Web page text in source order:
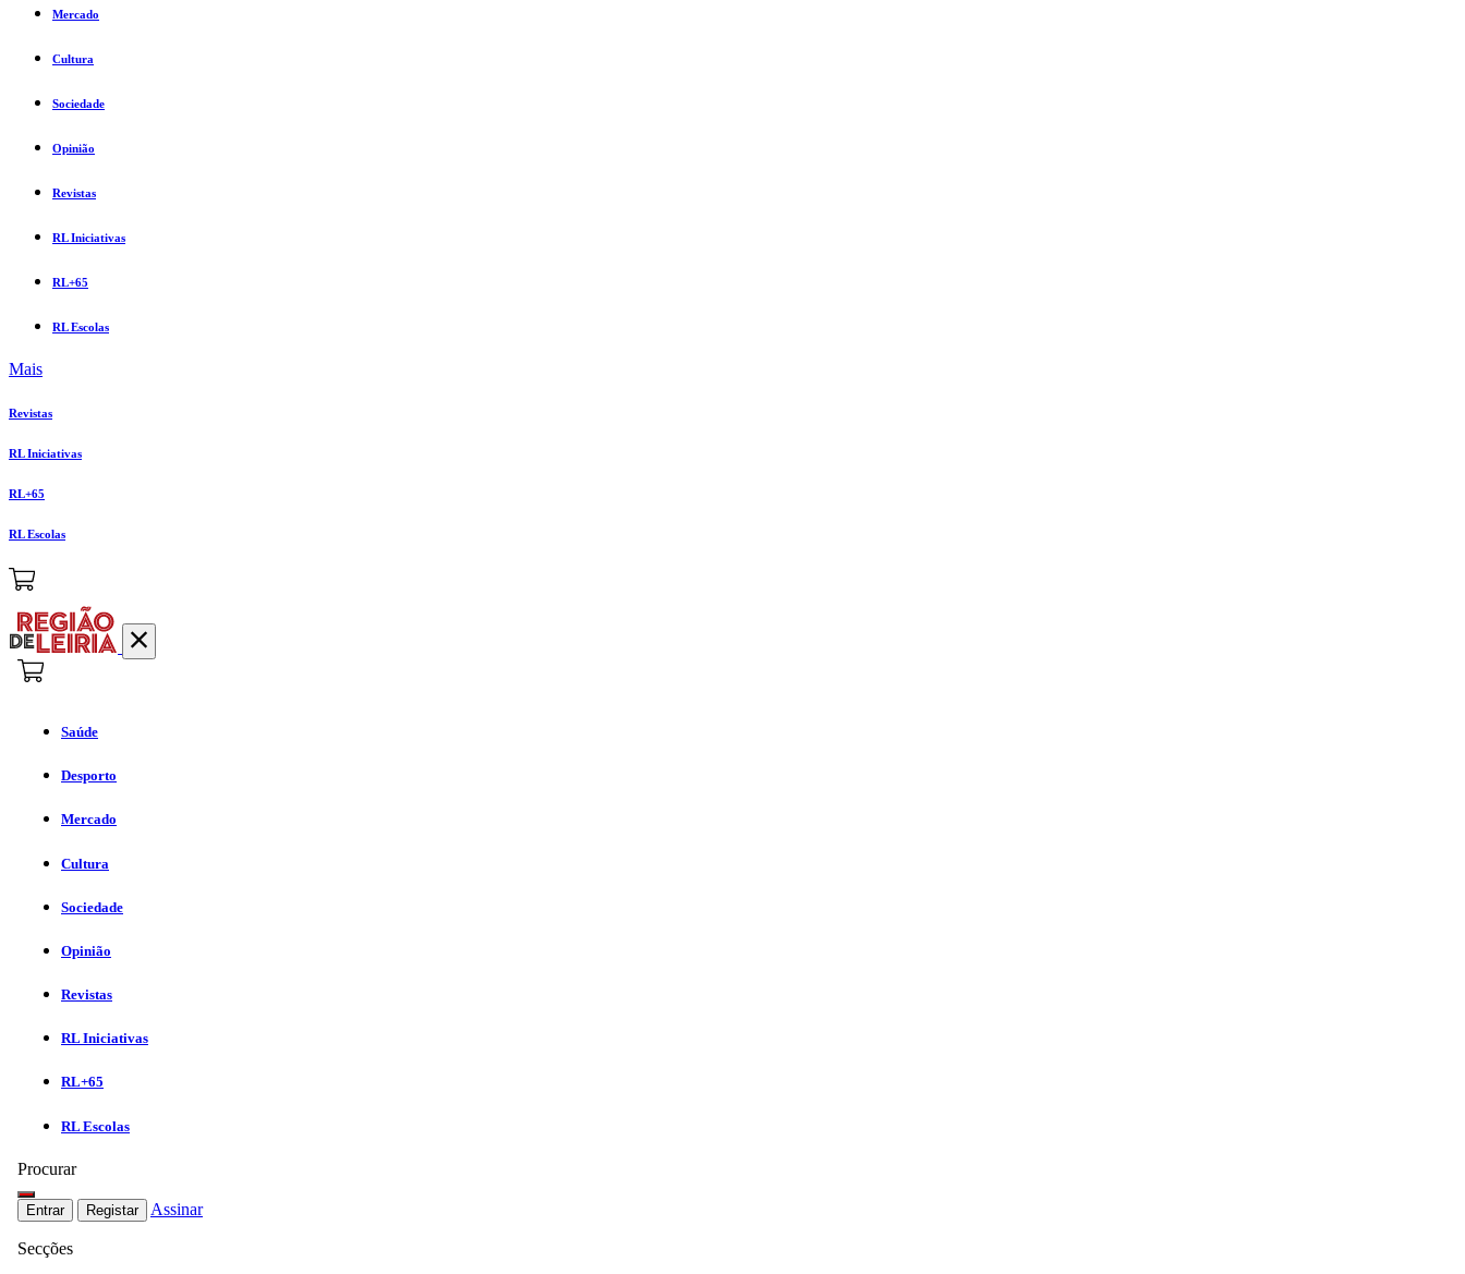
Mercado
Cultura
Sociedade
Opinião
Revistas
RL Iniciativas
RL+65
RL Escolas
Mais
Revistas
RL Iniciativas
RL+65
RL Escolas
Saúde
Desporto
Mercado
Cultura
Sociedade
Opinião
Revistas
RL Iniciativas
RL+65
RL Escolas
Procurar
Entrar Registar Assinar
Secções